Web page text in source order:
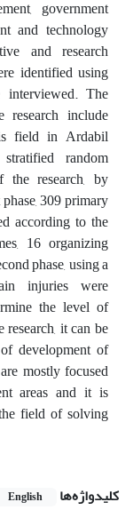
government
and technology
and research
identified using
The
include
field in Ardabil
random
research, by
309 primary
according to the
16 organizing
phase, using a
injuries were
the level of
it can be
development of
mostly focused
areas and it is
field of solving
کلیدواژه‌ها English